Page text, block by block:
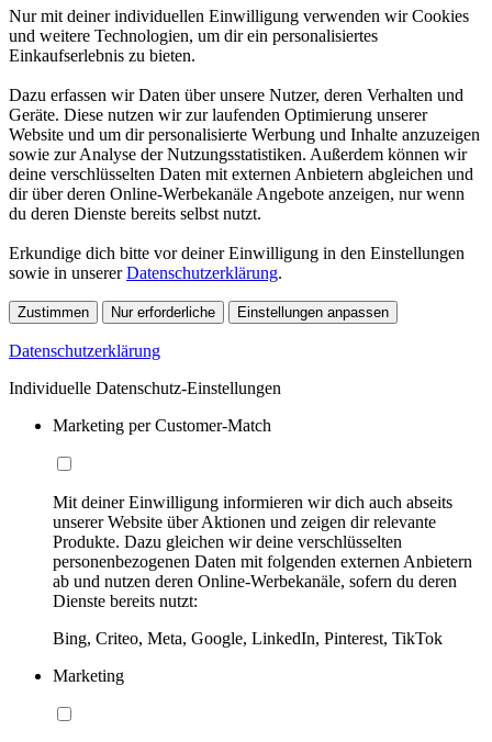
Nur mit deiner individuellen Einwilligung verwenden wir Cookies
und weitere Technologien, um dir ein personalisiertes
Einkaufserlebnis zu bieten.
Dazu erfassen wir Daten über unsere Nutzer, deren Verhalten und
Geräte. Diese nutzen wir zur laufenden Optimierung unserer
Website und um dir personalisierte Werbung und Inhalte anzuzeigen
sowie zur Analyse der Nutzungsstatistiken. Außerdem können wir
deine verschlüsselten Daten mit externen Anbietern abgleichen und
dir über deren Online-Werbekanäle Angebote anzeigen, nur wenn
du deren Dienste bereits selbst nutzt.
Erkundige dich bitte vor deiner Einwilligung in den Einstellungen
sowie in unsererDatenschutzerklärung.
Zustimmen Nur erforderliche Einstellungen anpassen
Datenschutzerklärung
Individuelle Datenschutz-Einstellungen
Marketing per Customer-Match
Mit deiner Einwilligung informieren wir dich auch abseits
unserer Website über Aktionen und zeigen dir relevante
Produkte. Dazu gleichen wir deine verschlüsselten
personenbezogenen Daten mit folgenden externen Anbietern
ab und nutzen deren Online-Werbekanäle, sofern du deren
Dienste bereits nutzt:
Bing, Criteo, Meta, Google, LinkedIn, Pinterest, TikTok
Marketing